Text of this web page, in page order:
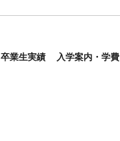
卒業生実績 入学案内・学費